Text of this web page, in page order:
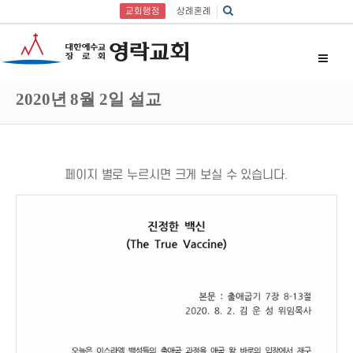
교회행정 상례혼례
2020년 8월 2일 설교
페이지 별로 누르시면 크게 보실 수 있습니다.